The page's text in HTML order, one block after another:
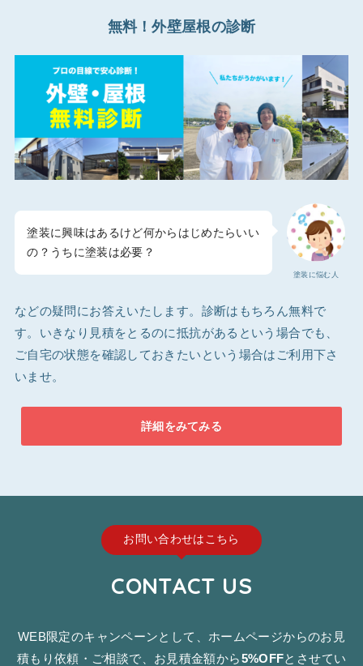
無料！外壁屋根の診断
塗装に悩む人
塗装に興味はあるけど何からはじめたらいい
の？うちに塗装は必要？
などの疑問にお答えいたします。診断はもちろん無料で
す。いきなり見積をとるのに抵抗があるという場合でも、
ご自宅の状態を確認しておきたいという場合はご利用下さ
いませ。
詳細をみてみる
お問い合わせはこちら
CONTACT US
WEB限定のキャンペーンとして、ホームページからのお見
積もり依頼・ご相談で、お見積金額から5%OFFとさせてい